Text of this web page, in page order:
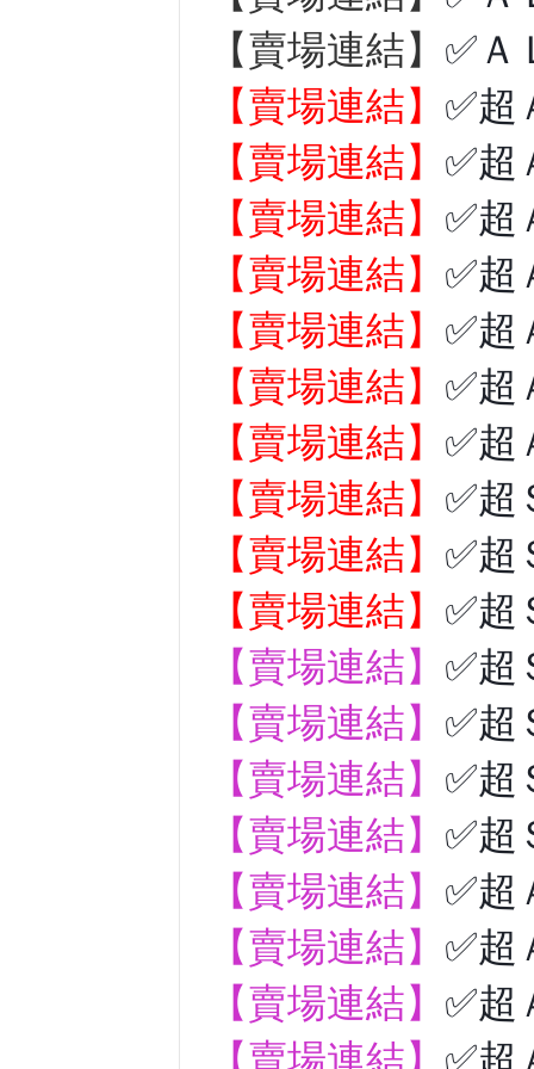
【賣場連結】 ✅
【賣場連結】 ✅超
【賣場連結】 ✅超
【賣場連結】 ✅超
【賣場連結】 ✅超
【賣場連結】 ✅超
【賣場連結】 ✅超
【賣場連結】 ✅超
【賣場連結】 ✅超
【賣場連結】 ✅超
【賣場連結】 ✅超
【賣場連結】 ✅
【賣場連結】 ✅
【賣場連結】 ✅
【賣場連結】 ✅
【賣場連結】 ✅
【賣場連結】 ✅
【賣場連結】 ✅
【賣場連結】 ✅